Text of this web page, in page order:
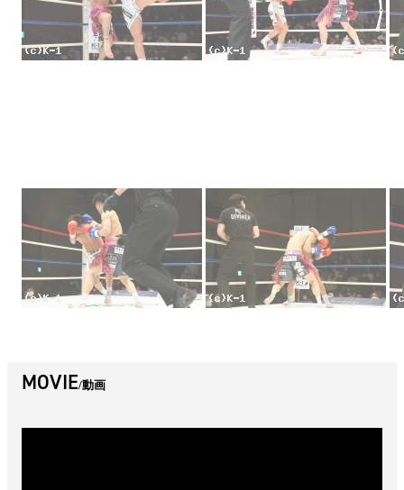
MOVIE 動画